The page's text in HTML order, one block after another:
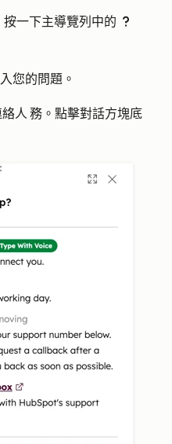
一下主導覽列中的 question
您的問題 。
人 務。點擊對話方塊底